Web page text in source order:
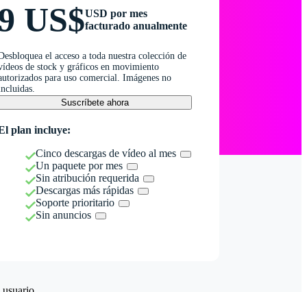
US$USD por mes
facturado anualmente
el acceso a toda nuestra colección de
de stock y gráficos en movimiento
para uso comercial. Imágenes no
Suscríbete ahora
plan incluye:
Cinco descargas de vídeo al mes
Un paquete por mes
Sin atribución requerida
Descargas más rápidas
Soporte prioritario
Sin anuncios